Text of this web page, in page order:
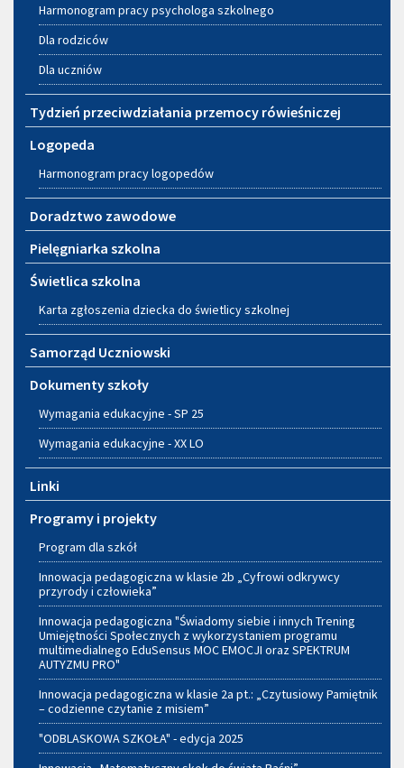
Harmonogram pracy psychologa szkolnego
Dla rodziców
Dla uczniów
Tydzień przeciwdziałania przemocy rówieśniczej
Logopeda
Harmonogram pracy logopedów
Doradztwo zawodowe
Pielęgniarka szkolna
Świetlica szkolna
Karta zgłoszenia dziecka do świetlicy szkolnej
Samorząd Uczniowski
Dokumenty szkoły
Wymagania edukacyjne - SP 25
Wymagania edukacyjne - XX LO
Linki
Programy i projekty
Program dla szkół
Innowacja pedagogiczna w klasie 2b „Cyfrowi odkrywcy
przyrody i człowieka”
Innowacja pedagogiczna "Świadomy siebie i innych Trening
Umiejętności Społecznych z wykorzystaniem programu
multimedialnego EduSensus MOC EMOCJI oraz SPEKTRUM
AUTYZMU PRO"
Innowacja pedagogiczna w klasie 2a pt.: „Czytusiowy Pamiętnik
– codzienne czytanie z misiem”
"ODBLASKOWA SZKOŁA" - edycja 2025